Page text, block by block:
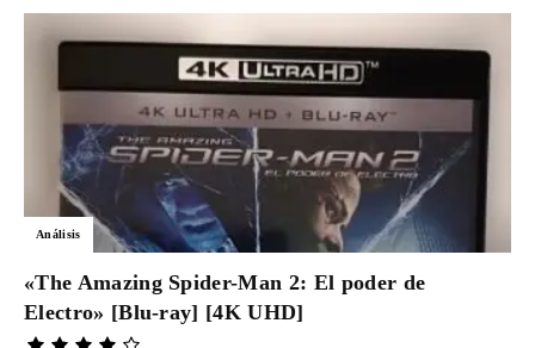
Análisis
«The Amazing Spider-Man 2: El poder de
Electro» [Blu-ray] [4K UHD]